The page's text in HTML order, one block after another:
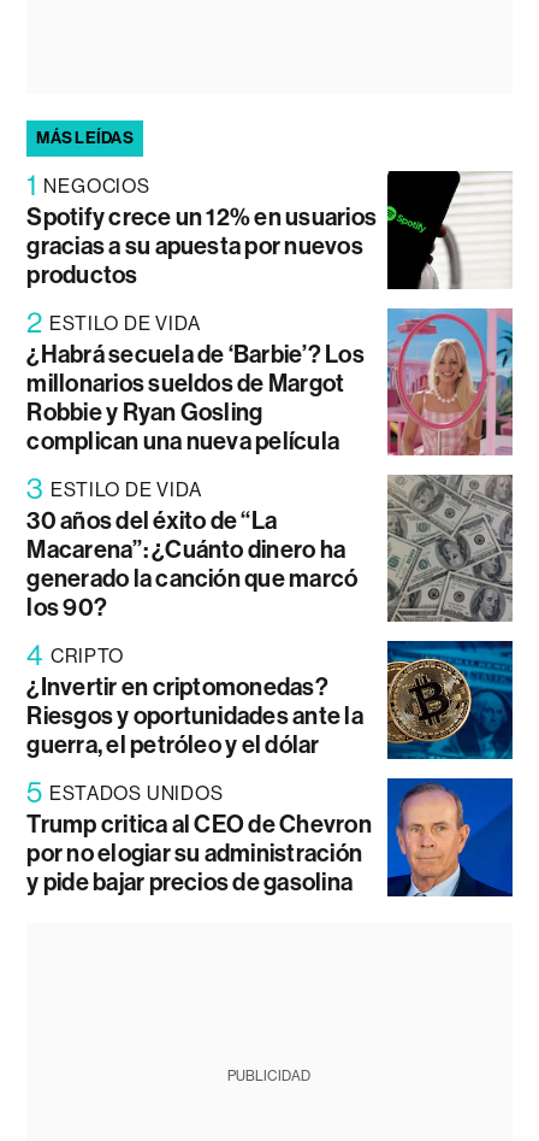
MÁS LEÍDAS
1 NEGOCIOS
Spotify crece un 12% en usuarios
gracias a su apuesta por nuevos
productos
2 ESTILO DE VIDA
¿Habrá secuela de ‘Barbie’? Los
millonarios sueldos de Margot
Robbie y Ryan Gosling
complican una nueva película
3 ESTILO DE VIDA
30 años del éxito de “La
Macarena”: ¿Cuánto dinero ha
generado la canción que marcó
los 90?
4 CRIPTO
¿Invertir en criptomonedas?
Riesgos y oportunidades ante la
guerra, el petróleo y el dólar
5 ESTADOS UNIDOS
Trump critica al CEO de Chevron
por no elogiar su administración
y pide bajar precios de gasolina
PUBLICIDAD